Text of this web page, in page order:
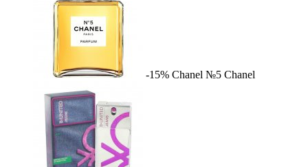
-15% Chanel №5 Chanel